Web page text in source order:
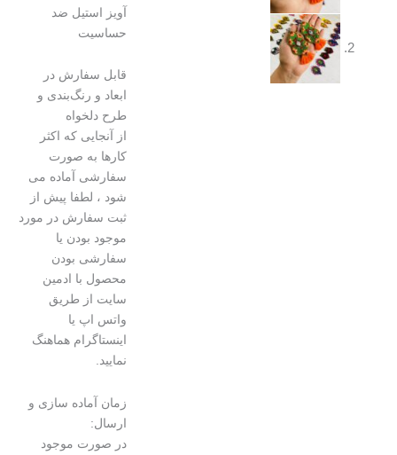
آویز استیل ضد
حساسیت
قابل سفارش در
ابعاد و رنگ‌بندی و
طرح دلخواه
از آنجایی که اکثر
کارها به صورت
سفارشی آماده می
شود ، لطفا پیش از
ثبت سفارش در مورد
موجود بودن یا
سفارشی بودن
محصول با ادمین
سایت از طریق
واتس اپ یا
اینستاگرام هماهنگ
نمایید.
زمان آماده سازی و
ارسال:
در صورت موجود